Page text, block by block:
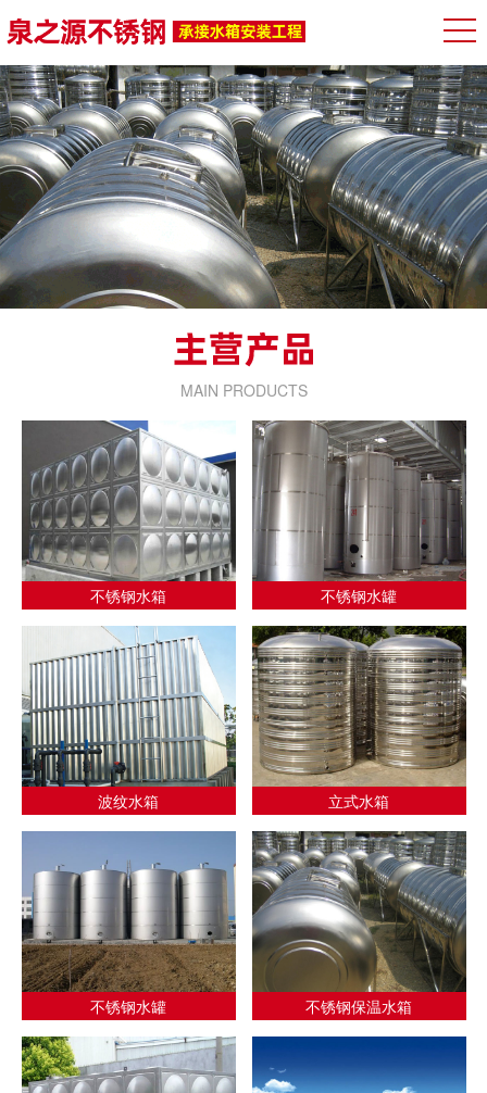
MAIN PRODUCTS
不锈钢水箱 不锈钢水罐
波纹水箱 立式水箱
不锈钢水罐 不锈钢保温水箱